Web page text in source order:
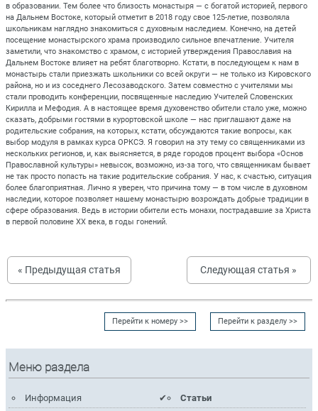
в образовании. Тем более что близость монастыря — с богатой историей, первого
на Дальнем Востоке, который отметит в 2018 году свое 125-летие, позволяла
школьникам наглядно знакомиться с духовным наследием. Конечно, на детей
посещение монастырского храма производило сильное впечатление. Учителя
заметили, что знакомство с храмом, с историей утверждения Православия на
Дальнем Востоке влияет на ребят благотворно. Кстати, в последующем к нам в
монастырь стали приезжать школьники со всей округи — не только из Кировского
района, но и из соседнего Лесозаводского. Затем совместно с учителями мы
стали проводить конференции, посвященные наследию Учителей Словенских
Кирилла и Мефодия. А в настоящее время духовенство обители стало уже, можно
сказать, добрыми гостями в курортовской школе — нас приглашают даже на
родительские собрания, на которых, кстати, обсуждаются такие вопросы, как
выбор модуля в рамках курса ОРКСЭ. Я говорил на эту тему со священниками из
нескольких регионов, и, как выясняется, в ряде городов процент выбора «Основ
Православной культуры» невысок, возможно, из-за того, что священникам бывает
не так просто попасть на такие родительские собрания. У нас, к счастью, ситуация
более благоприятная. Лично я уверен, что причина тому — в том числе в духовном
наследии, которое позволяет нашему монастырю возрождать добрые традиции в
сфере образования. Ведь в истории обители есть монахи, пострадавшие за Христа
в первой половине XX века, в годы гонений.
« Предыдущая статья Следующая статья »
Перейти к разделу >>
Перейти к номеру >>
Меню раздела
Информация
Статьи